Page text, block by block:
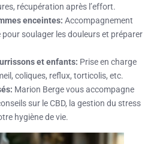
récupération après l’effort.
enceintes: Accompagnement
soulager les douleurs et préparer
et enfants: Prise en charge
coliques, reflux, torticolis, etc.
Marion Berge vous accompagne
sur le CBD, la gestion du stress
hygiène de vie.